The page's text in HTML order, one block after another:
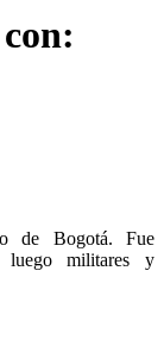
de Bogotá. Fue
luego militares y